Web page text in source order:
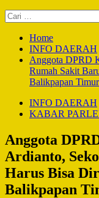
Cari
untuk:
Home
INFO DAERAH
Anggota DPRD
Rumah Sakit
Balikpapan Timur
INFO DAERAH
KABAR
Anggota
Ardianto,
Harus Bisa
Balikpapan